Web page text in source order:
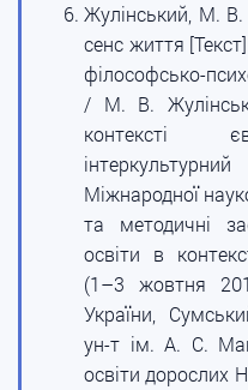
Жулінський, М. В.
сенс життя
філософсько-
/ М. В.
контексті
Міжнародної
та методичні
освіти в
(1–3 жовтня
України,
ун-т ім. А. С.
освіти дорослих